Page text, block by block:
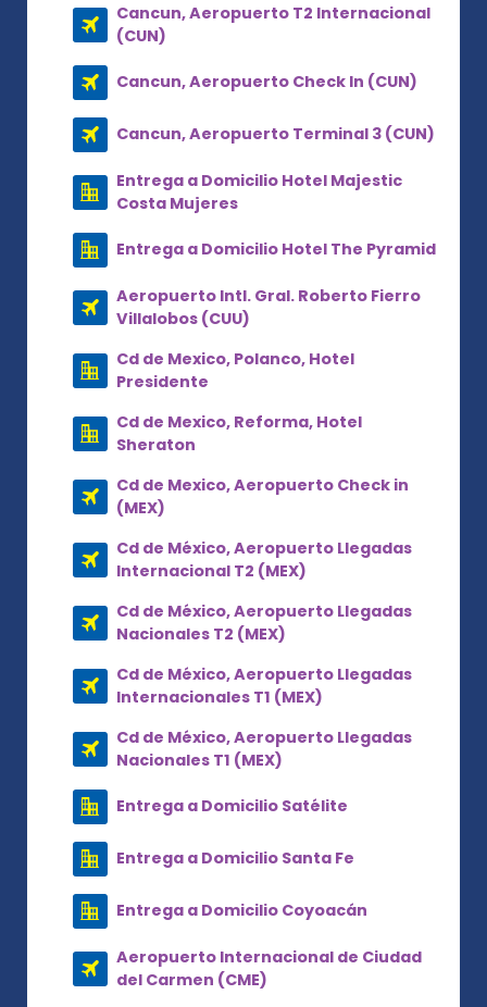
Cancun, Aeropuerto T2 Internacional
(CUN)
Cancun, Aeropuerto Check In (CUN)
Cancun, Aeropuerto Terminal 3 (CUN)
Entrega a Domicilio Hotel Majestic
Costa Mujeres
Entrega a Domicilio Hotel The Pyramid
Aeropuerto Intl. Gral. Roberto Fierro
Villalobos (CUU)
Cd de Mexico, Polanco, Hotel
Presidente
Cd de Mexico, Reforma, Hotel
Sheraton
Cd de Mexico, Aeropuerto Check in
(MEX)
Cd de México, Aeropuerto Llegadas
Internacional T2 (MEX)
Cd de México, Aeropuerto Llegadas
Nacionales T2 (MEX)
Cd de México, Aeropuerto Llegadas
Internacionales T1 (MEX)
Cd de México, Aeropuerto Llegadas
Nacionales T1 (MEX)
Entrega a Domicilio Satélite
Entrega a Domicilio Santa Fe
Entrega a Domicilio Coyoacán
Aeropuerto Internacional de Ciudad
del Carmen (CME)